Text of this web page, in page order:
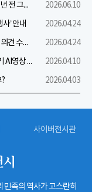
[전시] 6.10만세운동 100주년 기념 특별기획전 <100년 전 그날을 보다: 6.10만세운동>
2026.06.10
’ 안내
2026.04.24
[전시] 제7관 내 주제전시실 명칭 선정을 위한 대국민 의견 수렴 실시
2026.04.24
[전시] '김구 탄생 150주년 유네스코 기념해' 지정 계기 AI영상 국민공모 개최 안내
2026.04.10
2026.04.03
사이버전시관
민족의 역사가 고스란히